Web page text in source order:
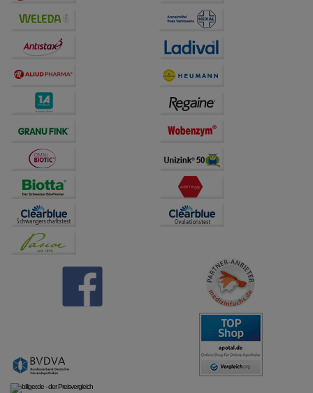
Bitte beachten Sie, dass Daten hierfür teilweise an
Dritte wie z.B. Google oder soziale Medien
übertragen werden.